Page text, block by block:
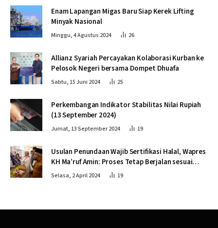
Enam Lapangan Migas Baru Siap Kerek Lifting
Minyak Nasional
Minggu, 4 Agustus 2024 26
Allianz Syariah Percayakan Kolaborasi Kurban ke
Pelosok Negeri bersama Dompet Dhuafa
Sabtu, 15 Juni 2024 25
Perkembangan Indikator Stabilitas Nilai Rupiah
(13 September 2024)
Jumat, 13 September 2024 19
Usulan Penundaan Wajib Sertifikasi Halal, Wapres
KH Ma’ruf Amin: Proses Tetap Berjalan sesuai
Penahapan
Selasa, 2 April 2024 19